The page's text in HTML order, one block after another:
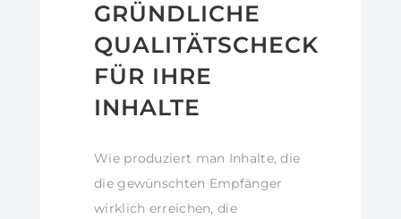
GRÜNDLICHE
QUALITÄTSCHECK
FÜR IHRE
INHALTE
Wie produziert man Inhalte, die
die gewünschten Empfänger
wirklich erreichen, die